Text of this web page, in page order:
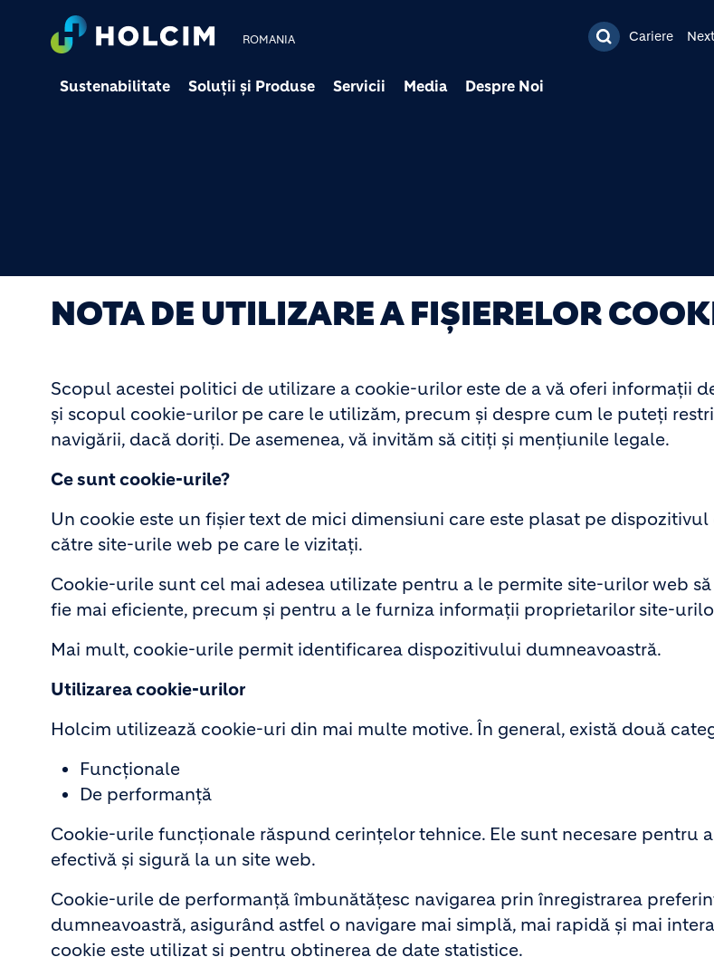
Mergi la
ROMANIA Cariere
Sustenabilitate Soluții și Produse Servicii Media Despre Noi
NOTA DE UTILIZARE A FIȘIERELOR
Scopul acestei politici de utilizare a cookie-urilor este de a vă oferi informații
și scopul cookie-urilor pe care le utilizăm, precum și despre cum le puteți
navigării, dacă doriți. De asemenea, vă invităm să citiți și mențiunile legale.
Ce sunt cookie-urile?
Un cookie este un fișier text de mici dimensiuni care este plasat pe
către site-urile web pe care le vizitați.
Cookie-urile sunt cel mai adesea utilizate pentru a le permite site-urilor web
fie mai eficiente, precum și pentru a le furniza informații proprietarilor site-
Mai mult, cookie-urile permit identificarea dispozitivului dumneavoastră.
Utilizarea cookie-urilor
Holcim utilizează cookie-uri din mai multe motive. În general, există două
Funcționale
De performanță
Cookie-urile funcționale răspund cerințelor tehnice. Ele sunt necesare pentru
efectivă și sigură la un site web.
Cookie-urile de performanță îmbunătățesc navigarea prin înregistrarea
dumneavoastră, asigurând astfel o navigare mai simplă, mai rapidă și mai
cookie este utilizat și pentru obținerea de date statistice.